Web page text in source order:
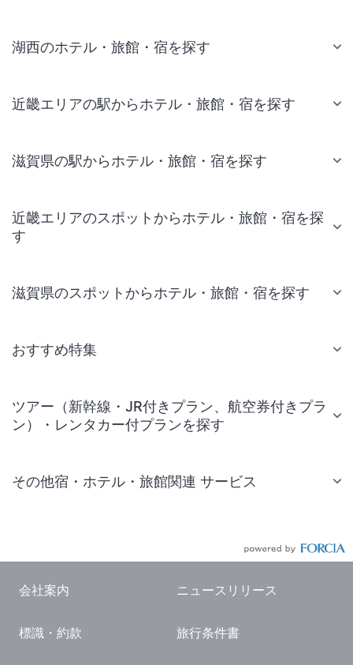
湖西のホテル・旅館・宿を探す
近畿エリアの駅からホテル・旅館・宿を探す
滋賀県の駅からホテル・旅館・宿を探す
近畿エリアのスポットからホテル・旅館・宿を探
す
滋賀県のスポットからホテル・旅館・宿を探す
おすすめ特集
ツアー（新幹線・JR付きプラン、航空券付きプラ
ン）・レンタカー付プランを探す
その他宿・ホテル・旅館関連 サービス
国内観光ガイド
会社案内 ニュースリリース
標識・約款 旅行条件書